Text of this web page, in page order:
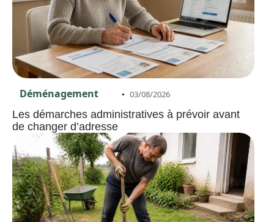
Déménagement 03/08/2026
Les démarches administratives à prévoir avant
de changer d’adresse